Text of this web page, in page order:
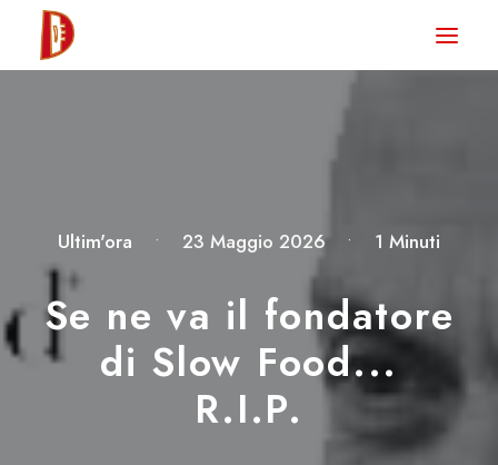
HOME
CONTATTI
CLUB DEGUSTA
STORE
Ultim'ora • 23 Maggio 2026 • 1 Minuti
Se ne va il fondatore
di Slow Food...
R.I.P.